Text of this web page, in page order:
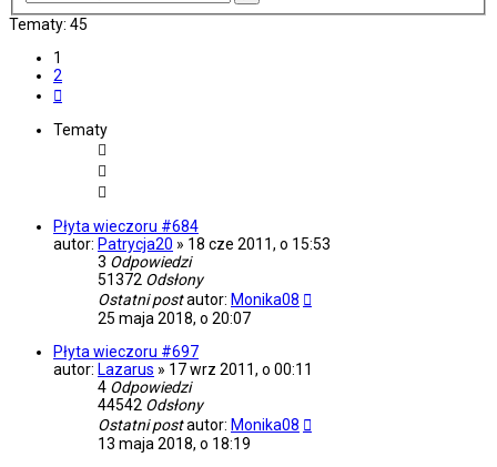
Tematy: 45
1
2
Tematy
Płyta wieczoru #684
autor: Patrycja20 » 18 cze 2011, o 15:53
3 Odpowiedzi
51372 Odsłony
Ostatni postautor: Monika08
25 maja 2018, o 20:07
Płyta wieczoru #697
autor: Lazarus » 17 wrz 2011, o 00:11
4 Odpowiedzi
44542 Odsłony
Ostatni postautor: Monika08
13 maja 2018, o 18:19